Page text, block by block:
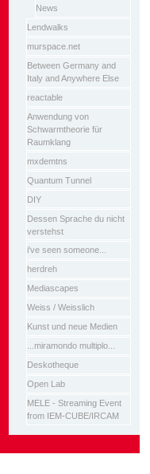
News
Lendwalks
murspace.net
Between Germany and
Italy and Anywhere Else
reactable
Anwendung von
Schwarmtheorie für
Raumklang
mxdemtns
Quantum Tunnel
DIY
Dessen Sprache du nicht
verstehst
i've seen someone...
herdreh
Mediascapes
Weiss / Weisslich
Kunst und neue Medien
...miramondo multiplo...
Deskotheque
Open Lab
MELE - Streaming Event
from IEM-CUBE/IRCAM